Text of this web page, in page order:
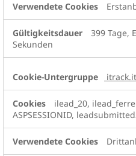
399 Tage,
Sekunden
ilead_20,
ASPSESSIONID,